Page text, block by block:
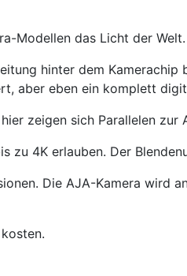
Modellen das Licht der Welt.
hinter dem Kamerachip
aber eben ein komplett
zeigen sich Parallelen zur
4K erlauben. Der
Die AJA-Kamera wird